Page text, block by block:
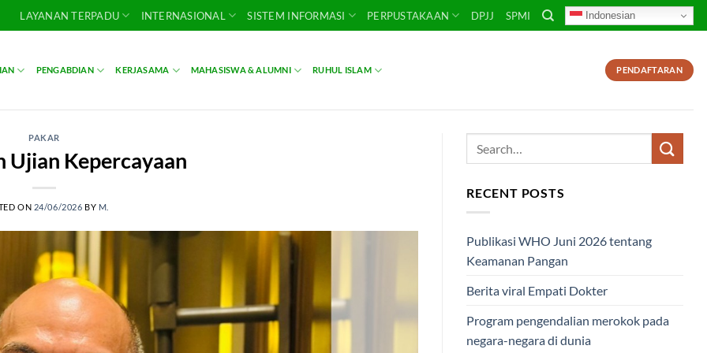
LAYANAN TERPADU INTERNASIONAL SISTEM INFORMASI PERPUSTAKAAN DPJJ SPMI Indonesian
PENGABDIAN KERJASAMA MAHASISWA & ALUMNI RUHUL ISLAM PENDAFTARAN
PAKAR
Ujian Kepercayaan
ON 24/06/2026 BY M.
RECENT POSTS
Publikasi WHO Juni 2026 tentang
Keamanan Pangan
Berita viral Empati Dokter
Program pengendalian merokok pada
negara-negara di dunia